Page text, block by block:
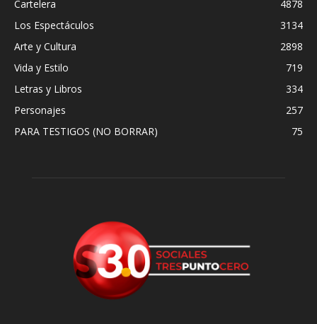
Cartelera
4878
Los Espectáculos
3134
Arte y Cultura
2898
Vida y Estilo
719
Letras y Libros
334
Personajes
257
PARA TESTIGOS (NO BORRAR)
75